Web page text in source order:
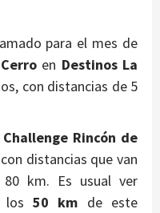
para el mes de
en Destinos La
con distancias de 5
Rincón de
distancias que van
km. Es usual ver
los50 km de este